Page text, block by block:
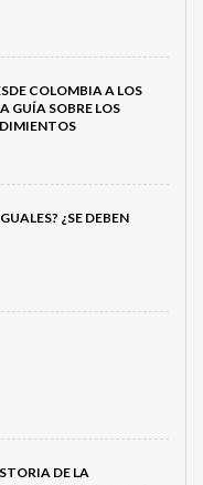
COLOMBIA A LOS
GUÍA SOBRE LOS
¿SE DEBEN
DE LA